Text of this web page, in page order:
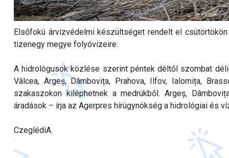
Elsőfokú árvízvédelmi készültséget rendelt el
tizenegy megye folyóvizeire.
A hidrológusok közlése szerint péntek déltől szombat
Vâlcea, Argeș, Dâmbovița, Prahova, Ilfov, Ialomița,
szakaszokon kiléphetnek a medrükből. Argeș,
áradások – írja az Agerpres hírügynökség a hidrológiai és
CzeglédiA.